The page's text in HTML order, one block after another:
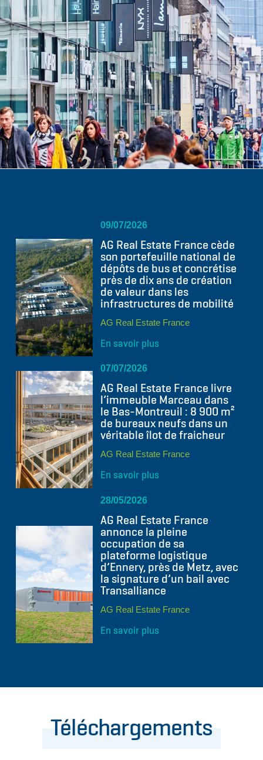
09/07/2026
AG Real Estate France cède
son portefeuille national de
dépôts de bus et concrétise
près de dix ans de création
de valeur dans les
infrastructures de mobilité
AG Real Estate France
En savoir plus
07/07/2026
AG Real Estate France livre
l’immeuble Marceau dans
le Bas-Montreuil : 8 900 m²
de bureaux neufs dans un
véritable îlot de fraicheur
AG Real Estate France
En savoir plus
28/05/2026
AG Real Estate France
annonce la pleine
occupation de sa
plateforme logistique
d’Ennery, près de Metz, avec
la signature d’un bail avec
Transalliance
AG Real Estate France
En savoir plus
Téléchargements